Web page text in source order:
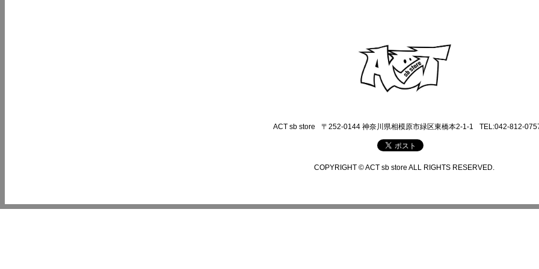
ACT sb store 〒252-0144 神奈川県相模原市緑区東橋本2-1-1 TEL:042-812-
COPYRIGHT © ACT sb store ALL RIGHTS RESERVED.